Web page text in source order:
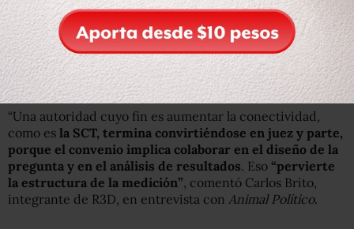
De acuerdo con la R3D,“la fuente del problema son los
cambios que se introdujeron a la ENDUTIH, que en 2015
fue modificada a partir de un convenio suscrito entre el
Inegi y la Secretaría de Comunicaciones y Transportes
(SCT)”.
“Una autoridad cuyo fin es aumentar la conectividad,
como es la SCT, termina convirtiéndose en juez y parte,
porque el convenio implica colaborar en el diseño de la
pregunta y en el análisis de resultados. Eso “pervierte
la estructura de la medición” , comentó Carlos Brito,
integrante de R3D, en entrevista con Animal Político.